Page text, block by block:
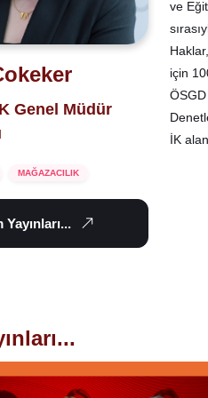
Genel Müdür
MAĞAZACILIK
Yayınları...
ve
için
İK